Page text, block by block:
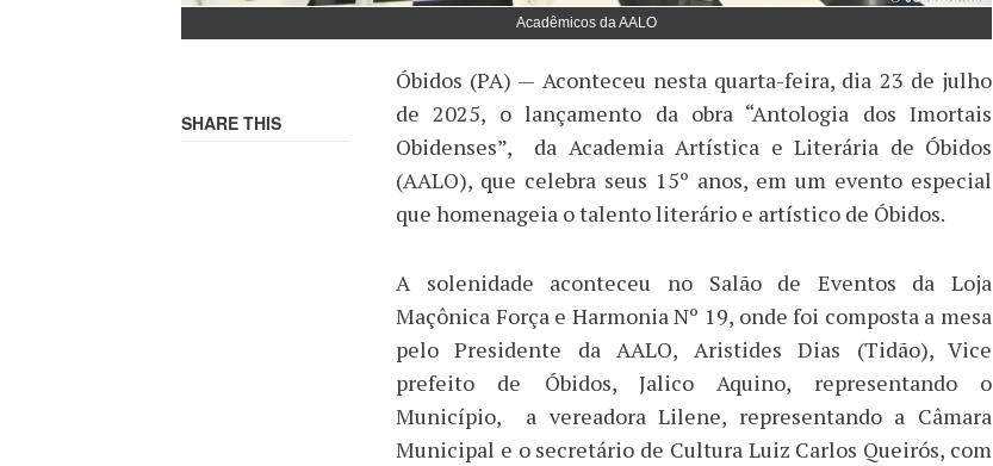
Acadêmicos da AALO
SHARE THIS
Óbidos (PA) — Aconteceu nesta quarta-feira, dia 23 de julho
de 2025, o lançamento da obra “Antologia dos Imortais
Obidenses”, da Academia Artística e Literária de Óbidos
(AALO), que celebra seus 15º anos, em um evento especial
que homenageia o talento literário e artístico de Óbidos.
A solenidade aconteceu no Salão de Eventos da Loja
Maçônica Força e Harmonia Nº 19, onde foi composta a mesa
pelo Presidente da AALO, Aristides Dias (Tidão), Vice
prefeito de Óbidos, Jalico Aquino, representando o
Município, a vereadora Lilene, representando a Câmara
Municipal e o secretário de Cultura Luiz Carlos Queirós, com